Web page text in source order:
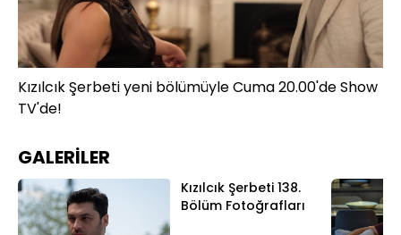
Kızılcık Şerbeti yeni bölümüyle Cuma 20.00'de Show
TV'de!
GALERİLER
Kızılcık Şerbeti 138.
Bölüm Fotoğrafları